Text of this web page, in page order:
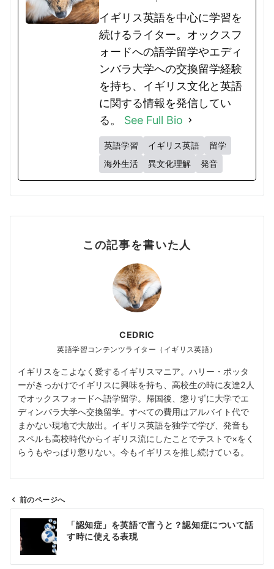
イギリス英語を中心に学習を
続けるライター。オックスフ
ォードへの語学留学やエディ
ンバラ大学への交換留学経験
を持ち、イギリス文化と英語
に関する情報を発信してい
る。 See Full Bio
英語学習 イギリス英語
留学
海外生活
異文化理解 発音
この記事を書いた人
CEDRIC
英語学習コンテンツライター（イギリス英語）
イギリスをこよなく愛するイギリスマニア。ハリー・ポッタ
ーがきっかけでイギリスに興味を持ち、高校生の時に友達2人
でオックスフォードへ語学留学。帰国後、懲りずに大学でエ
ディンバラ大学へ交換留学。すべての費用はアルバイト代で
まかない現地で大放出。イギリス英語を独学で学び、発音も
スペルも高校時代からイギリス流にしたことでテストで×をく
らうもやっぱり懲りない。今もイギリスを推し続けている。
前のページへ
「認知症」を英語で言うと？認知症について話
す時に使える表現